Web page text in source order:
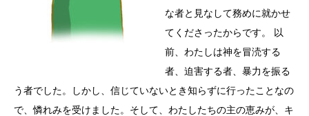
な者と見なして務めに就かせ
てくださったからです。 以
前、わたしは神を冒涜する
者、迫害する者、暴力を振る
う者でした。しかし、信じていないとき知らずに行ったことなの
で、憐れみを受けました。そして、わたしたちの主の恵みが、キ